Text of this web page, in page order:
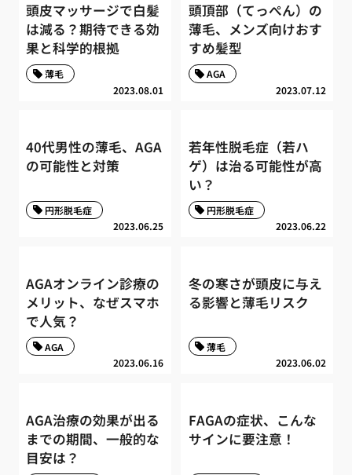
頭皮マッサージで白髪
は減る？期待できる効
果と科学的根拠
2023.08.01
薄毛
頭頂部（てっぺん）の
薄毛、メンズ向けおす
すめ髪型
2023.07.12
AGA
40代男性の薄毛、AGA
の可能性と対策
2023.06.25
円形脱毛症
若年性脱毛症（若ハ
ゲ）は治る可能性が高
い？
2023.06.22
円形脱毛症
AGAオンライン診療の
メリット、なぜスマホ
で人気？
2023.06.16
AGA
冬の寒さが頭皮に与え
る影響と薄毛リスク
2023.06.02
薄毛
AGA治療の効果が出る
までの期間、一般的な
目安は？
FAGAの症状、こんな
サインに要注意！